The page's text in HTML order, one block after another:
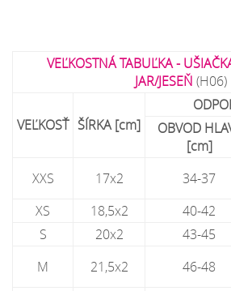
VEĽKOSTNÁ TABUĽKA -
JAR/JESEŇ (H06)
VEĽKOSŤ ŠÍRKA [cm]
OBVOD
[cm]
XXS 17x2 34-37
XS
18,5x2 40-42
S
20x2 43-45
M
21,5x2 46-48